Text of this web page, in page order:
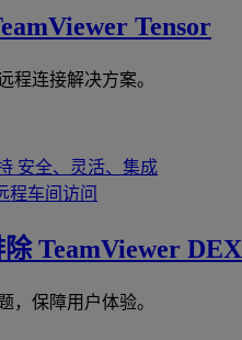
Tensor
程连接解决方案。
安全、灵活、集成
程车间访问
除 TeamViewer DEX
，保障用户体验。